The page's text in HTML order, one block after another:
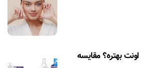
بهتره؟ مقایسه